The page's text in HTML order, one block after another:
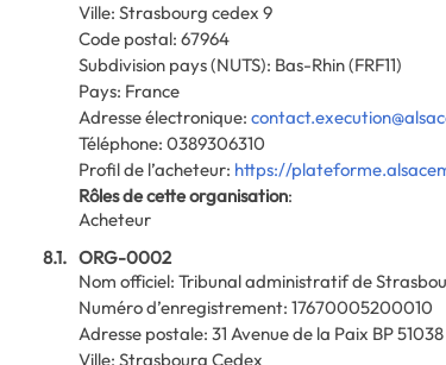
Ville: Strasbourg cedex 9
Code postal: 67964
Subdivision pays (NUTS): Bas-Rhin(FRF11)
Pays: France
Adresse électronique:
Téléphone: 0389306310
Profil de l’acheteur: https://
Rôles de cette organisation:
Acheteur
8.1. ORG-0002
Nom officiel: Tribunal administratif de
Numéro d’enregistrement: 17670005200010
Adresse postale: 31 Avenue de la Paix BP 51038
Ville: Strasbourg Cedex